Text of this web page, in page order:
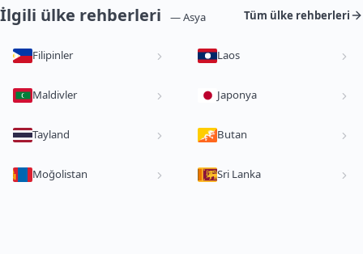
İlgili ülke rehberleri — Asya Tüm ülke rehberleri
Filipinler Laos
Maldivler Japonya
Tayland Butan
Moğolistan Sri Lanka